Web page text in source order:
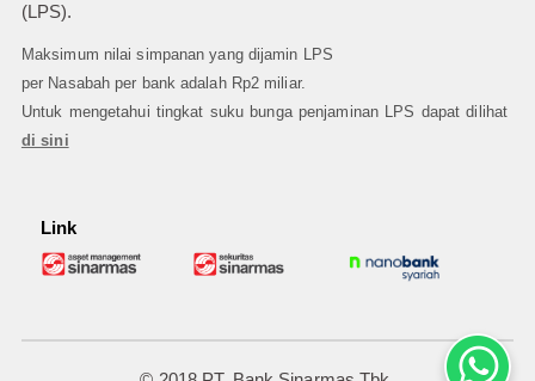
(LPS).
Maksimum nilai simpanan yang dijamin LPS
per Nasabah per bank adalah Rp2 miliar.
Untuk mengetahui tingkat suku bunga penjaminan LPS dapat dilihat
di sini
Link